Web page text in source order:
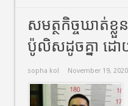
សមត្ថកិច្ចឃាត់ខ្
ប៉ូលិសដូចគ្នា ដោ
sopha kol November 19, 2020